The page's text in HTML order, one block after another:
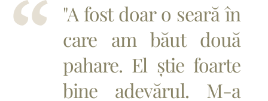
"A fost doar o seară în
care am băut două
pahare. El știe foarte
bine adevărul. M-a